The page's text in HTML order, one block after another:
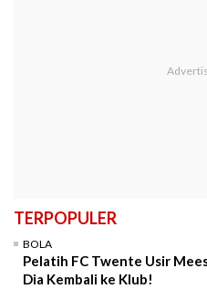
TERPOPULER
BOLA
Pelatih FC Twente Usir
Dia Kembali ke Klub!